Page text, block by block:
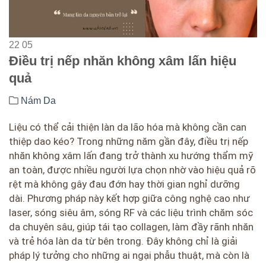
22 05
Điều trị nếp nhăn không xâm lấn hiệu
quả
Nám Da
Liệu có thể cải thiện làn da lão hóa mà không cần can
thiệp dao kéo? Trong những năm gần đây, điều trị nếp
nhăn không xâm lấn đang trở thành xu hướng thẩm mỹ
an toàn, được nhiều người lựa chọn nhờ vào hiệu quả rõ
rệt mà không gây đau đớn hay thời gian nghỉ dưỡng
dài. Phương pháp này kết hợp giữa công nghệ cao như
laser, sóng siêu âm, sóng RF và các liệu trình chăm sóc
da chuyên sâu, giúp tái tạo collagen, làm đầy rãnh nhăn
và trẻ hóa làn da từ bên trong. Đây không chỉ là giải
pháp lý tưởng cho những ai ngại phẫu thuật, mà còn là